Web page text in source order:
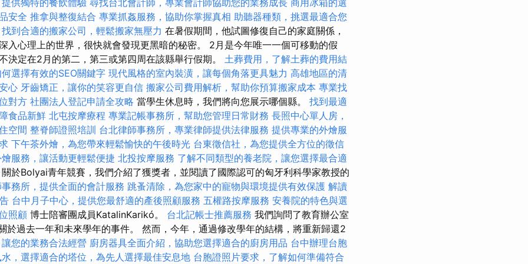
安全 推拿與整復結合 專業抓姦服務，協助你掌握真相 助聽器種類，挑選最適合您
找到合適的搬家公司，輕鬆搬家無壓力 在暑假期間，他試圖修復自己的家庭關係，
入心理上的世界，很快就會發現更黑暗的秘密。 2月是今年唯一一個可移動的假
決定在2月的第二，第三或第四周在該縣舉行假期。 土葬費用，了解土葬的費用結
選擇有效的SEO關鍵字 現代風格的室內裝潢，讓每個角落更具魅力 高雄地區的清
心 牙齒矯正，讓你的笑容更自信 搬家公司費用解析，幫助你預算搬家成本 專業找
對方 社團法人登記申請全攻略 當學生休息時，我們將向您展示哪個縣。 找到最適
食品新鮮 北屯按摩療程 專業記帳事務所，幫助您管理日常財務 長照中心單人房，
空間 整脊師證照培訓 台北律師事務所，專業律師提供法律服務 提供專業的外燴服
下午茶外燴，為您帶來輕鬆愉快的午後時光 台東徵信社，為您提供全方位的徵信
服務，讓活動更輕鬆便捷 北投按摩服務 了解不同類型的養老院，讓您選擇最合適
於Bolyai青年競賽，我們介紹了獲獎者，並閱讀了國際認可的匈牙利科學家教授的
務所，提供全面的會計服務 跳蚤清除，為您家中的寵物與環境提供有效保護 解讀
台中月子中心，提供您最舒適的產後照顧服務 五權路按摩服務 安養院的特色與選
照顧 博士陪審團成員KatalinKarikó。 台北記帳士推薦服務 我們詢問了教育辦公室
於過去一年和未來學年的事件。 然而，今年，通過修改學年的結構，將重新歸還2
您的業務合法經營 廚房器具全面介紹，協助您選擇適合的廚房用品 台中辦理台胞
，選擇適合的塔位，為先人選擇最佳安息地 台胞證照片要求，了解如何準備符合